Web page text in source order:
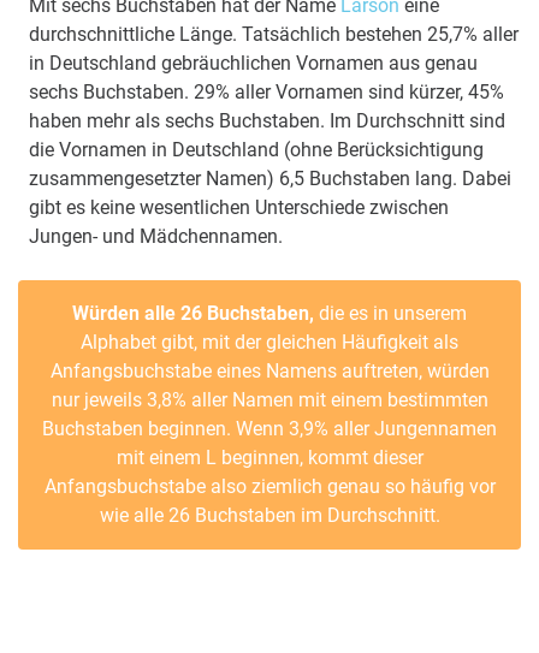
Mit sechs Buchstaben hat der Name Larson eine
durchschnittliche Länge. Tatsächlich bestehen 25,7% aller
in Deutschland gebräuchlichen Vornamen aus genau
sechs Buchstaben. 29% aller Vornamen sind kürzer, 45%
haben mehr als sechs Buchstaben. Im Durchschnitt sind
die Vornamen in Deutschland (ohne Berücksichtigung
zusammengesetzter Namen) 6,5 Buchstaben lang. Dabei
gibt es keine wesentlichen Unterschiede zwischen
Jungen- und Mädchennamen.
Würden alle 26 Buchstaben, die es in unserem
Alphabet gibt, mit der gleichen Häufigkeit als
Anfangsbuchstabe eines Namens auftreten, würden
nur jeweils 3,8% aller Namen mit einem bestimmten
Buchstaben beginnen. Wenn 3,9% aller Jungennamen
mit einem L beginnen, kommt dieser
Anfangsbuchstabe also ziemlich genau so häufig vor
wie alle 26 Buchstaben im Durchschnitt.